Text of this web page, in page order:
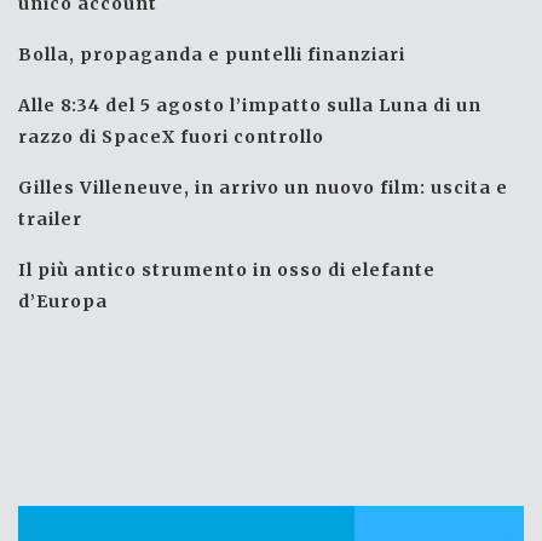
Bolla, propaganda e puntelli finanziari
Alle 8:34 del 5 agosto l’impatto sulla Luna di un
razzo di SpaceX fuori controllo
Gilles Villeneuve, in arrivo un nuovo film: uscita e
trailer
Il più antico strumento in osso di elefante
d’Europa